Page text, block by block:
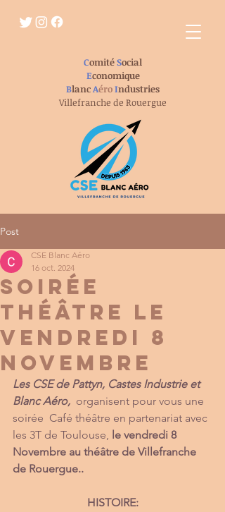
ComitéSocial
Economique
BlancAéroIndustries
Villefranche de Rouergue
Post
Soirée
théâtre le
vendredi 8
novembre
CSE Blanc Aéro
16 oct. 2024
Les CSE de Pattyn, Castes Industrie et
Blanc Aéro, organisent pour vous une
soirée  Café théâtre en partenariat avec
les 3T de Toulouse, le vendredi 8
Novembre au théâtre de Villefranche
de Rouergue..
HISTOIRE: